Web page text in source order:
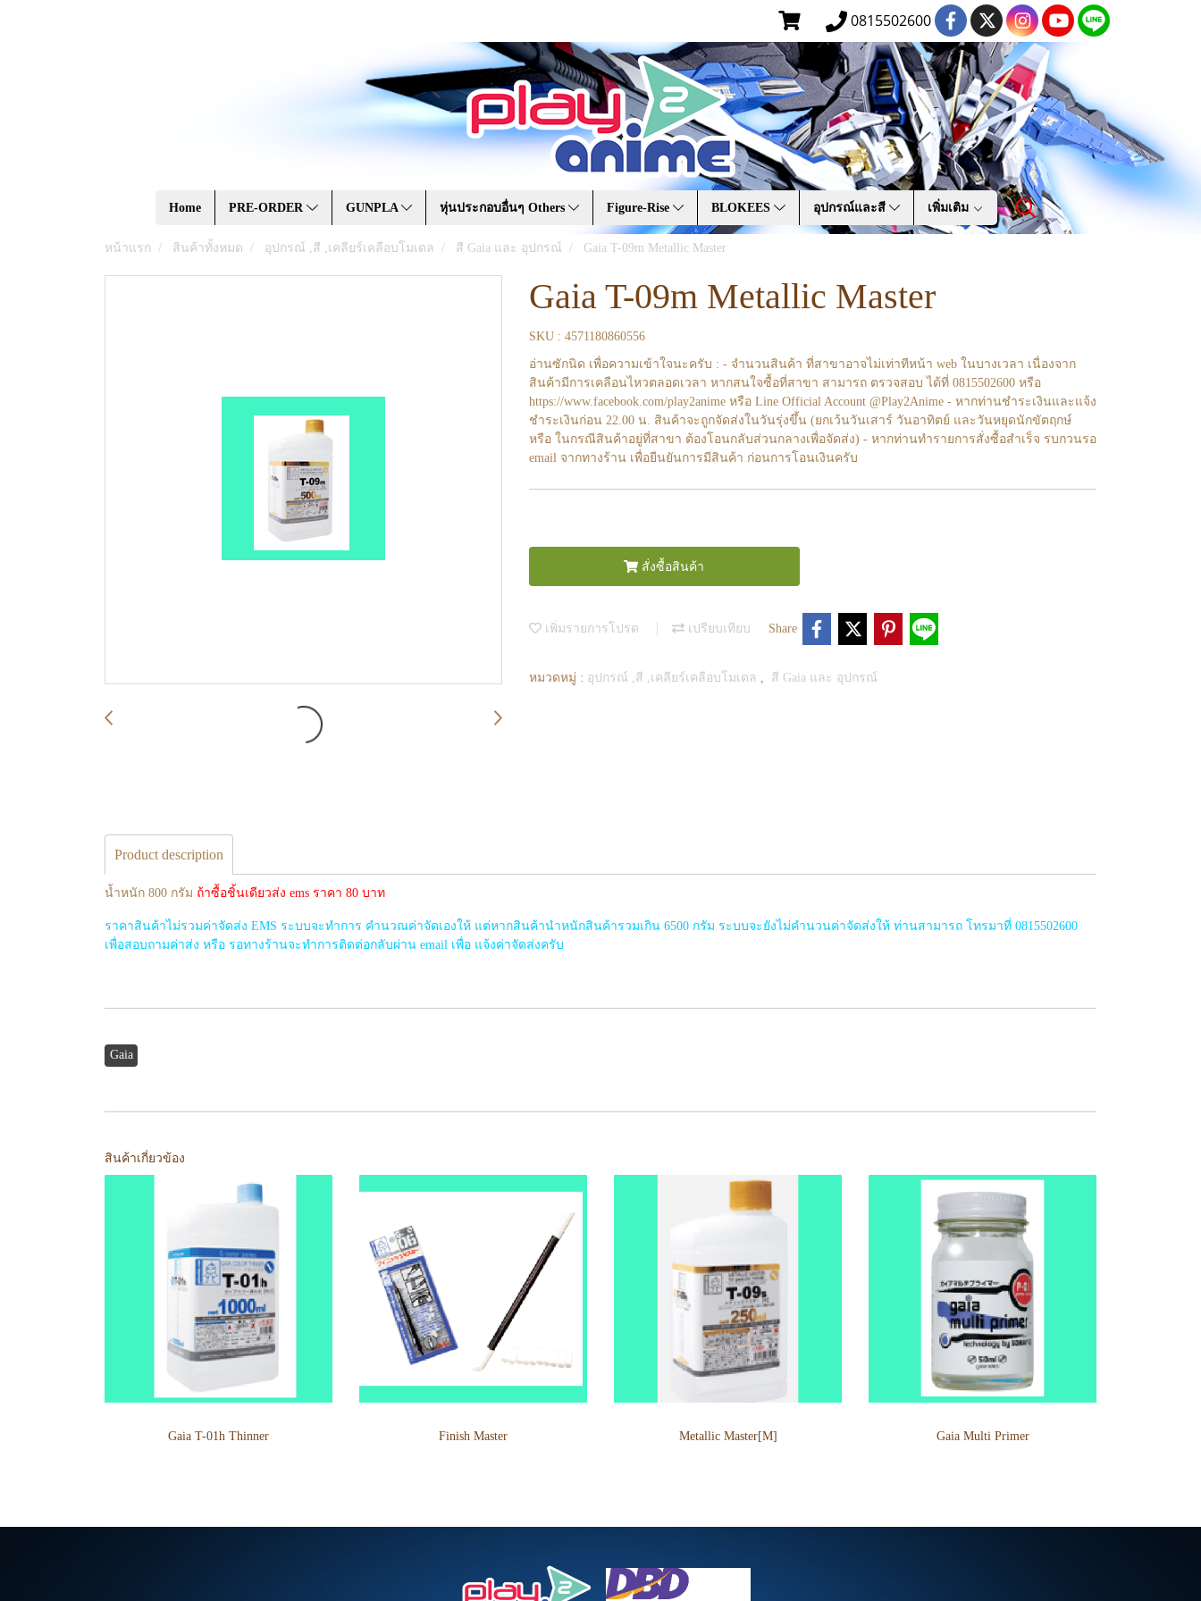
0815502600
Home PRE-ORDER GUNPLA หุ่นประกอบอื่นๆ Others Figure-Rise BLOKEES อุปกรณ์และสี เพิ่มเติม
หน้าแรก สินค้าทั้งหมด อุปกรณ์ ,สี ,เคลียร์เคลือบโมเดล สี Gaia และ อุปกรณ์ Gaia T-09m Metallic Master
Gaia T-09m Metallic Master
SKU : 4571180860556
อ่านซักนิด เพื่อความเข้าใจนะครับ : - จำนวนสินค้า ที่สาขาอาจไม่เท่าทีหน้า web ในบางเวลา เนื่องจาก
สินค้ามีการเคลือนไหวตลอดเวลา หากสนใจซื้อที่สาขา สามารถ ตรวจสอบ ได้ที่ 0815502600 หรือ
https://www.facebook.com/play2anime หรือ Line Official Account @Play2Anime - หากท่านชำระเงินและแจ้ง
ชำระเงินก่อน 22.00 น. สินค้าจะถูกจัดส่งในวันรุ่งขึ้น (ยกเว้นวันเสาร์ วันอาทิตย์ และวันหยุดนักขัตฤกษ์
หรือ ในกรณีสินค้าอยู่ที่สาขา ต้องโอนกลับส่วนกลางเพื่อจัดส่ง) - หากท่านทำรายการสั่งซื้อสำเร็จ รบกวนรอ
email จากทางร้าน เพื่อยืนยันการมีสินค้า ก่อนการโอนเงินครับ
สั่งซื้อสินค้า
เพิ่มรายการโปรด เปรียบเทียบ Share
หมวดหมู่ : อุปกรณ์ ,สี ,เคลียร์เคลือบโมเดล สี Gaia และ อุปกรณ์
Product description
น้ำหนัก 800 กรัม ถ้าซื้อชิ้นเดียวส่ง ems ราคา 80 บาท
ราคาสินค้าไม่รวมค่าจัดส่ง EMS ระบบจะทำการ คำนวณค่าจัดเองให้ แต่หากสินค้านำหนักสินค้ารวมเกิน 6500 กรัม ระบบจะยังไม่คำนวนค่าจัดส่งให้ ท่านสามารถ โทรมาที่ 0815502600
เพื่อสอบถามค่าส่ง หรือ รอทางร้านจะทำการติดต่อกลับผ่าน email เพื่อ แจ้งค่าจัดส่งครับ
Gaia
สินค้าเกี่ยวข้อง
Gaia T-01h Thinner Finish Master Metallic Master[M] Gaia Multi Primer